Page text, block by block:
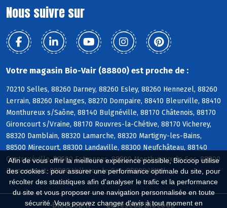
Afin de vous offrir la meilleure expérience possible, Biocoop utilise
des cookies : pour assurer une performance optimale du site, pour
récolter des statistiques afin d'analyser le trafic et la performance
du site et vous proposer une navigation personnalisée en toute
sécurité. Vous pouvez changer d'avis à tout moment en
Nous suivre sur
Votre magasin Bio-Vair (88800) est proche de :
70210 Selles, 88260 Darney, 88260 Esley, 88260 Hennezel, 88260
Lerrain, 88260 Relanges, 88270 Dompaire, 88410 Bleurville, 88410
Monthureux s/Saône, 88140 Bulgnéville, 88170 Châtenois, 88170
Gironcourt s/Vraine, 88170 Rouvres-la-Chétive, 88170 Vicherey,
88320 Damblain, 88320 Lamarche, 88320 Martigny-les-Bains,
88500 Mirecourt, 88300 Landaville, 88300 Neufchâteau, 88140
Contrexéville, 88500 Estrennes, 88800 Monthureux-le-Sec, 88800
Remoncourt, 88800 Valleroy-le-Sec, 88800 Vittel
Biocoop.fr Le réseau Biocoop